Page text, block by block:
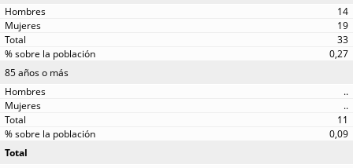
14
19
33
0,27
85 años o más
..
..
11
0,09
Total